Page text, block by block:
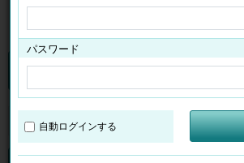
チケット
パスワード
自動ログインする